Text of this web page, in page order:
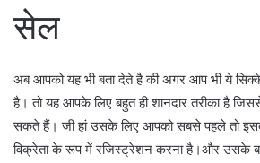
सेल
अब आपको यह भी बता देते है की अगर आप भी ये
है। तो यह आपके लिए बहुत ही शानदार तरीका है
सकते हैं। जी हां उसके लिए आपको सबसे पहले तो
विक्रेता के रूप में रजिस्ट्रेशन करना है।और उसके